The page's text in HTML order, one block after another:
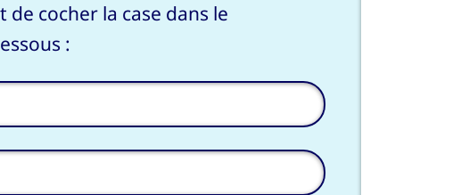
cocher la case dans le
: